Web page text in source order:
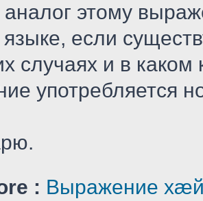
аналог этому
если
случаях и в каком
употребляется
: Выражение